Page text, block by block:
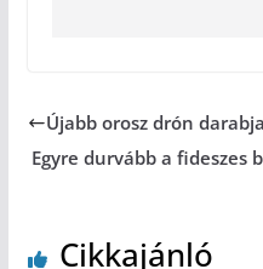
Újabb orosz drón
Egyre durvább a fideszes
Cikkajánló